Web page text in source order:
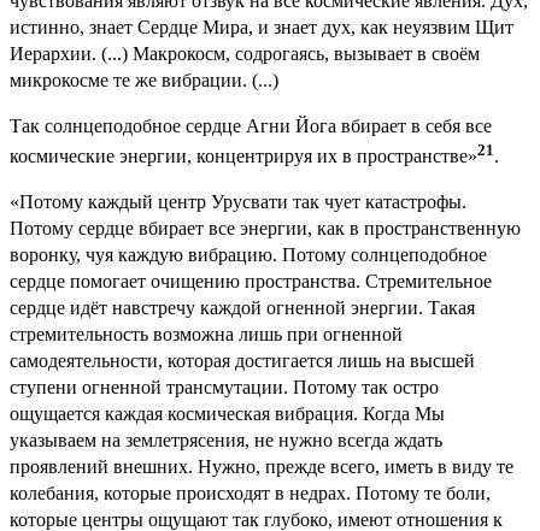
истинно, знает Сердце Мира, и знает дух, как неуязвим Щит
Иерархии. (...) Макрокосм, содрогаясь, вызывает в своём
микрокосме те же вибрации. (...)
Так солнцеподобное сердце Агни Йога вбирает в себя все
космические энергии, концентрируя их в пространстве»21 .
«Потому каждый центр Урусвати так чует катастрофы.
Потому сердце вбирает все энергии, как в пространственную
воронку, чуя каждую вибрацию. Потому солнцеподобное
сердце помогает очищению пространства. Стремительное
сердце идёт навстречу каждой огненной энергии. Такая
стремительность возможна лишь при огненной
самодеятельности, которая достигается лишь на высшей
ступени огненной трансмутации. Потому так остро
ощущается каждая космическая вибрация. Когда Мы
указываем на землетрясения, не нужно всегда ждать
проявлений внешних. Нужно, прежде всего, иметь в виду те
колебания, которые происходят в недрах. Потому те боли,
которые центры ощущают так глубоко, имеют отношения к